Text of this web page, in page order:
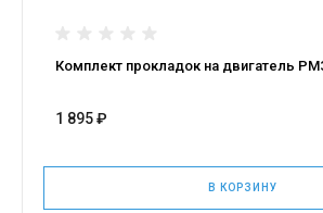
Комплект прокладок на двигатель
1 895 ₽
В КОРЗИНУ